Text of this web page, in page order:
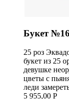
Букет №16
25 роз
букет из 25
девушке
цветы с
леди
5 955,00 Р